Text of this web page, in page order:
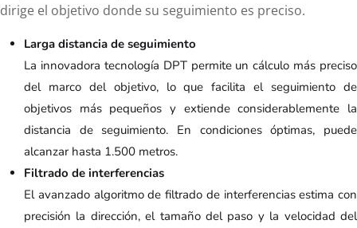
dirige el objetivo donde su seguimiento es preciso.
Larga distancia de seguimiento
La innovadora tecnología DPT permite un cálculo más preciso
del marco del objetivo, lo que facilita el seguimiento de
objetivos más pequeños y extiende considerablemente la
distancia de seguimiento. En condiciones óptimas, puede
alcanzar hasta 1.500 metros.
Filtrado de interferencias
El avanzado algoritmo de filtrado de interferencias estima con
precisión la dirección, el tamaño del paso y la velocidad del